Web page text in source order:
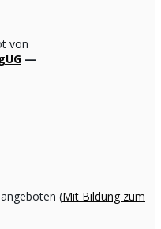
von
—
(Mit Bildung zum